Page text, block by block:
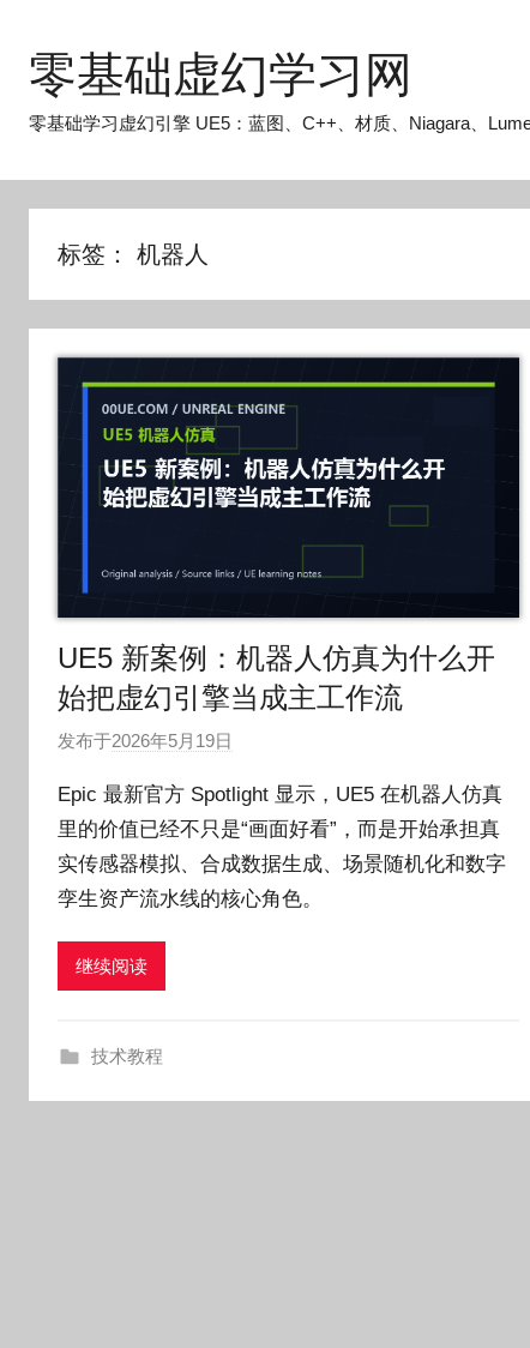
零基础虚幻学习网
零基础学习虚幻引擎 UE5：蓝图、C++、材质、Niagara、
标签： 机器人
UE5 新案例：机器人仿真为什么开
始把虚幻引擎当成主工作流
发布于2026年5月19日
:
O
k
g
Epic 最新官方 Spotlight 显示，UE5 在机器人仿真
里的价值已经不只是“画面好看”，而是开始承担真
实传感器模拟、合成数据生成、场景随机化和数字
孪生资产流水线的核心角色。
继续阅读
技术教程